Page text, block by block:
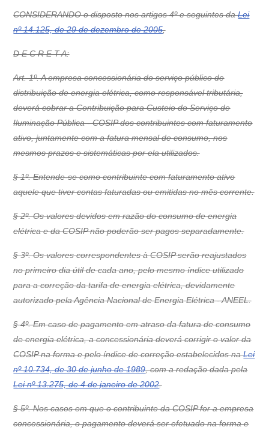
CONSIDERANDO o disposto nos artigos 4º e seguintes daLei
nº 14.125, de 29 de dezembro de 2005,
D E C R E T A:
Art. 1º. A empresa concessionária do serviço público de
distribuição de energia elétrica, como responsável tributária,
deverá cobrar a Contribuição para Custeio do Serviço de
Iluminação Pública - COSIP dos contribuintes com faturamento
ativo, juntamente com a fatura mensal de consumo, nos
mesmos prazos e sistemáticas por ela utilizados.
§ 1º. Entende-se como contribuinte com faturamento ativo
aquele que tiver contas faturadas ou emitidas no mês corrente.
§ 2º. Os valores devidos em razão do consumo de energia
elétrica e da COSIP não poderão ser pagos separadamente.
§ 3º. Os valores correspondentes à COSIP serão reajustados
no primeiro dia útil de cada ano, pelo mesmo índice utilizado
para a correção da tarifa de energia elétrica, devidamente
autorizado pela Agência Nacional de Energia Elétrica - ANEEL.
§ 4º. Em caso de pagamento em atraso da fatura de consumo
de energia elétrica, a concessionária deverá corrigir o valor da
COSIP na forma e pelo índice de correção estabelecidos naLei
nº 10.734, de 30 de junho de 1989, com a redação dada pela
Lei nº 13.275, de 4 de janeiro de 2002.
§ 5º. Nos casos em que o contribuinte da COSIP for a empresa
concessionária, o pagamento deverá ser efetuado na forma e